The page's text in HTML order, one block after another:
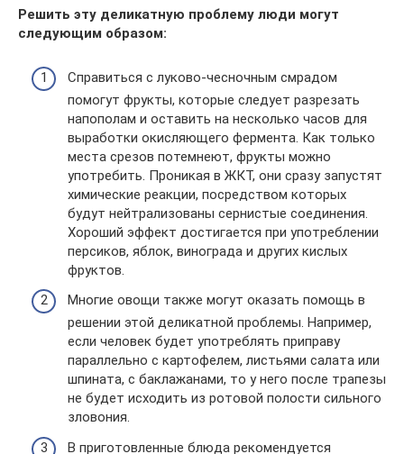
Решить эту деликатную проблему люди могут
следующим образом:
Справиться с луково-чесночным смрадом
помогут фрукты, которые следует разрезать
напополам и оставить на несколько часов для
выработки окисляющего фермента. Как только
места срезов потемнеют, фрукты можно
употребить. Проникая в ЖКТ, они сразу запустят
химические реакции, посредством которых
будут нейтрализованы сернистые соединения.
Хороший эффект достигается при употреблении
персиков, яблок, винограда и других кислых
фруктов.
Многие овощи также могут оказать помощь в
решении этой деликатной проблемы. Например,
если человек будет употреблять приправу
параллельно с картофелем, листьями салата или
шпината, с баклажанами, то у него после трапезы
не будет исходить из ротовой полости сильного
зловония.
В приготовленные блюда рекомендуется